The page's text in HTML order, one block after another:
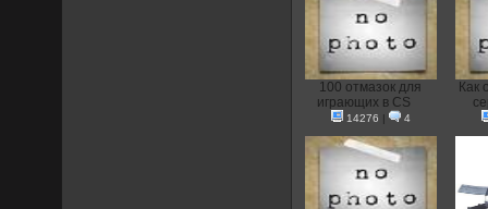
100 отмазок для
играющих в CS
14276 | 4
Как